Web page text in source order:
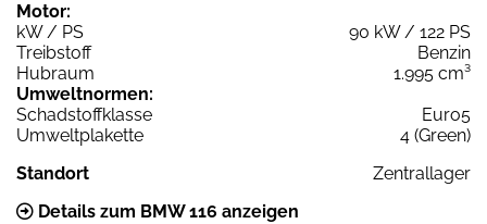
Motor:
kW / PS
90 kW / 122 PS
Treibstoff
Benzin
Hubraum
1.995 cm³
Umweltnormen:
Schadstoffklasse
Euro5
Umweltplakette
4 (Green)
Standort
Zentrallager
Details zum BMW 116 anzeigen